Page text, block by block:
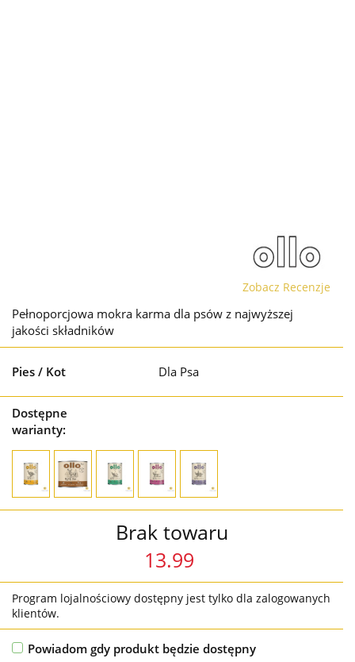
Zobacz Recenzje
Pełnoporcjowa mokra karma dla psów z najwyższej
jakości składników
Pies / Kot Dla Psa
Dostępne
warianty:
Brak towaru
13.99
Program lojalnościowy dostępny jest tylko dla zalogowanych
klientów.
Powiadom gdy produkt będzie dostępny